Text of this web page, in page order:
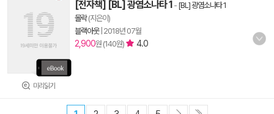
미리읽기
[전자책] [BL] 광염소나타 1 - [BL] 광염소나타 1
몰락(지은이)
블랙아웃| 2018년 07월
2,900원 (140원) 4.0